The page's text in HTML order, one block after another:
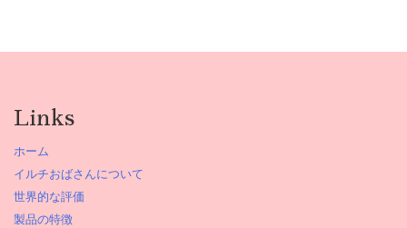
Links
ホーム
イルチおばさんについて
世界的な評価
製品の特徴